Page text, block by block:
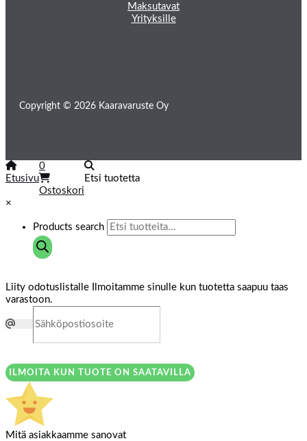
Maksutavat
Yrityksille
Copyright © 2026 Kaaravaruste Oy
Etusivu
0
Ostoskori
Etsi tuotetta
×
Products search
Liity odotuslistalle
Ilmoitamme sinulle kun tuotetta saapuu taas
varastoon.
ILMOITA KUN TUOTE ON SAATAVILLA
Mitä asiakkaamme sanovat